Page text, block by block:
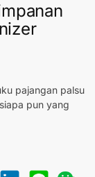
pajangan palsu
pun yang